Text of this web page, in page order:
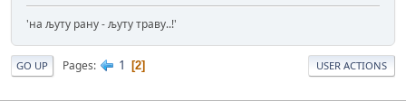
'на љуту рану - љуту траву..!'
GO UP Pages 1 2 USER ACTIONS